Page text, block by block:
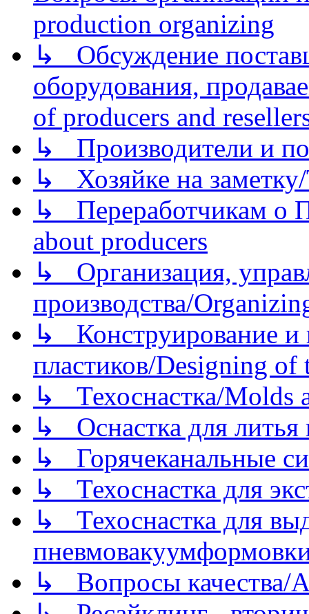
production organizing
↳ Обсуждение
оборудования,
of producers and
↳ Производители и
↳ Хозяйке на
↳ Переработчикам о
about producers
↳ Организация,
производства/
↳ Конструирование и
пластиков/Designing of
↳ Техоснастка/Molds
↳ Оснастка для литья
↳ Горячеканальные
↳ Техоснастка для
↳ Техоснастка для
↳ Вопросы качества/